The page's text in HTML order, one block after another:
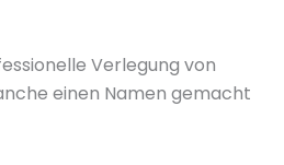
Verlegung von
einen Namen gemacht